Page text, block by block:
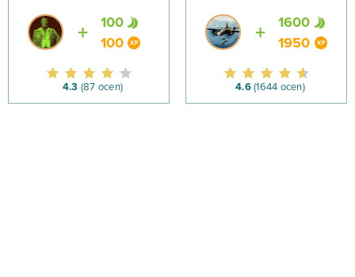
100
100
4.3 (87 ocen)
1600
1950
4.6(1644 ocen)